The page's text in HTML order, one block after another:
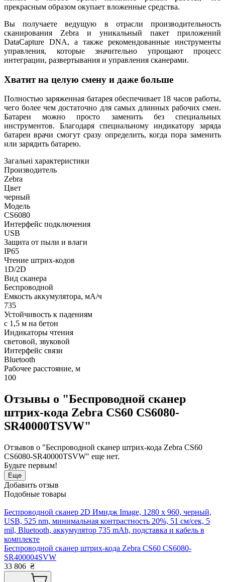
прекрасным образом окупает вложенные средства.
Вы получаете ведущую в отрасли производительность
сканирования Zebra и уникальный пакет приложений
DataCapture DNA, а также рекомендованные инструменты
управления, которые значительно упрощают процесс
интеграции, развертывания и управления сканерами.
Хватит на целую смену и даже больше
Полностью заряженная батарея обеспечивает 18 часов работы,
чего более чем достаточно для самых длинных рабочих смен.
Батареи можно просто заменить без специальных
инструментов. Благодаря специальному индикатору заряда
батареи врачи смогут сразу определить, когда пора заменить
или зарядить батарею.
Загальні характеристики
Производитель
Zebra
Цвет
черный
Модель
CS6080
Интерфейс подключения
USB
Защита от пыли и влаги
IP65
Чтение штрих-кодов
1D/2D
Вид сканера
Беспроводной
Емкость аккумулятора, мА/ч
735
Устойчивость к падениям
с 1,5 м на бетон
Индикаторы чтения
световой, звуковой
Интерфейс связи
Bluetooth
Рабочее расстояние, м
100
Отзывы о "Беспроводной сканер
штрих-кода Zebra CS60 CS6080-
SR40000TSVW"
Отзывов о "Беспроводной сканер штрих-кода Zebra CS60
CS6080-SR40000TSVW" еще нет.
Будьте первым!
Еще
Добавить отзыв
Подобные товары
Беспроводной сканер 2D Имидж Image, 1280 x 960, черный,
USB, 525 nm, минимальная контрастность 20%, 51 см/сек, 5
mil, Bluetooth, аккумулятор 735 mAh, подставка и кабель в
комплекте
Беспроводной сканер штрих-кода Zebra CS60 CS6080-
SR400004SVW
33 806 ₴